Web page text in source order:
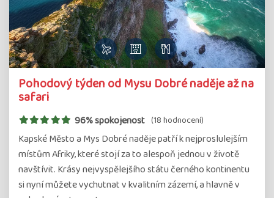
Pohodový týden od Mysu Dobré naděje až na
safari
96% spokojenost (18 hodnocení)
Kapské Město a Mys Dobré naděje patří k nejproslulejším
místům Afriky, které stojí za to alespoň jednou v životě
navštívit. Krásy nejvyspělejšího státu černého kontinentu
si nyní můžete vychutnat v kvalitním zázemí, a hlavně v